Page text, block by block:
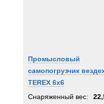
Промысловый
самопогрузчик
TEREX 6х6
Снаряженный вес: